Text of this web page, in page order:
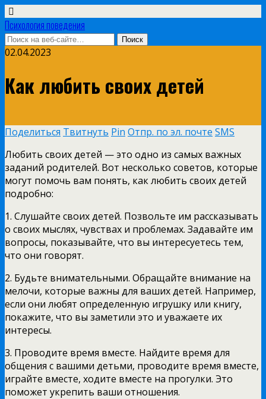
Психология поведения
02.04.2023
Как любить своих детей
Поделиться Твитнуть Pin Отпр. по эл. почте SMS
Любить своих детей — это одно из самых важных
заданий родителей. Вот несколько советов, которые
могут помочь вам понять, как любить своих детей
подробно:
1. Слушайте своих детей. Позвольте им рассказывать
о своих мыслях, чувствах и проблемах. Задавайте им
вопросы, показывайте, что вы интересуетесь тем,
что они говорят.
2. Будьте внимательными. Обращайте внимание на
мелочи, которые важны для ваших детей. Например,
если они любят определенную игрушку или книгу,
покажите, что вы заметили это и уважаете их
интересы.
3. Проводите время вместе. Найдите время для
общения с вашими детьми, проводите время вместе,
играйте вместе, ходите вместе на прогулки. Это
поможет укрепить ваши отношения.